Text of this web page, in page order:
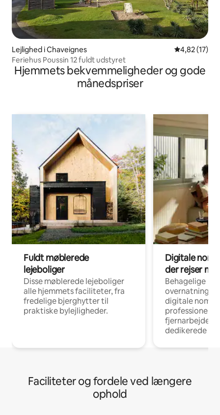
Lejlighed i Chaveignes 4,82 ud af 5
4,82 (17)
Feriehus Poussin 12 fuldt udstyret
Hjemmets bekvemmeligheder og gode
månedspriser
Fuldt møblerede
lejeboliger
Disse møblerede lejeboliger
alle hjemmets faciliteter, fra
fredelige bjerghytter til
praktiske bylejligheder.
Digitale
der rejser
Behagelige
digitale
professionelle
fjernarbejde,
dedikerede
Faciliteter og fordele ved længere
ophold